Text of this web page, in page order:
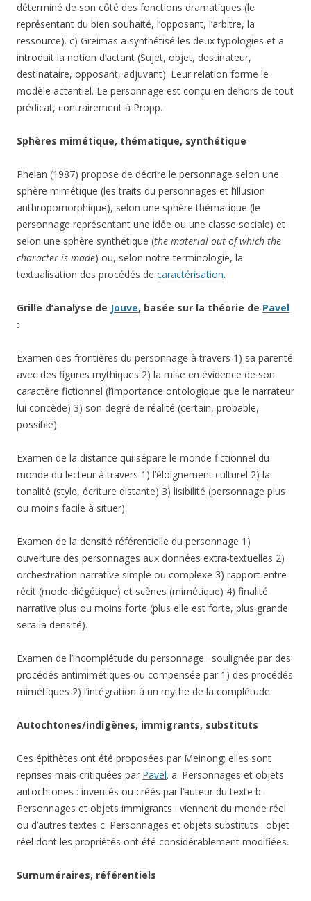
déterminé de son côté des fonctions dramatiques (le
représentant du bien souhaité, l’opposant, l’arbitre, la
ressource). c) Greimas a synthétisé les deux typologies et a
introduit la notion d’actant (Sujet, objet, destinateur,
destinataire, opposant, adjuvant). Leur relation forme le
modèle actantiel. Le personnage est conçu en dehors de tout
prédicat, contrairement à Propp.
Sphères mimétique, thématique, synthétique
Phelan (1987) propose de décrire le personnage selon une
sphère mimétique (les traits du personnages et l’illusion
anthropomorphique), selon une sphère thématique (le
personnage représentant une idée ou une classe sociale) et
selon une sphère synthétique (the material out of which the
character is made) ou, selon notre terminologie, la
textualisation des procédés de caractérisation.
Grille d’analyse de Jouve, basée sur la théorie de Pavel
:
Examen des frontières du personnage à travers 1) sa parenté
avec des figures mythiques 2) la mise en évidence de son
caractère fictionnel (l’importance ontologique que le narrateur
lui concède) 3) son degré de réalité (certain, probable,
possible).
Examen de la distance qui sépare le monde fictionnel du
monde du lecteur à travers 1) l’éloignement culturel 2) la
tonalité (style, écriture distante) 3) lisibilité (personnage plus
ou moins facile à situer)
Examen de la densité référentielle du personnage 1)
ouverture des personnages aux données extra-textuelles 2)
orchestration narrative simple ou complexe 3) rapport entre
récit (mode diégétique) et scènes (mimétique) 4) finalité
narrative plus ou moins forte (plus elle est forte, plus grande
sera la densité).
Examen de l’incomplétude du personnage : soulignée par des
procédés antimimétiques ou compensée par 1) des procédés
mimétiques 2) l’intégration à un mythe de la complétude.
Autochtones/indigènes, immigrants, substituts
Ces épithètes ont été proposées par Meinong; elles sont
reprises mais critiquées par Pavel. a. Personnages et objets
autochtones : inventés ou créés par l’auteur du texte b.
Personnages et objets immigrants : viennent du monde réel
ou d’autres textes c. Personnages et objets substituts : objet
réel dont les propriétés ont été considérablement modifiées.
Surnuméraires, référentiels